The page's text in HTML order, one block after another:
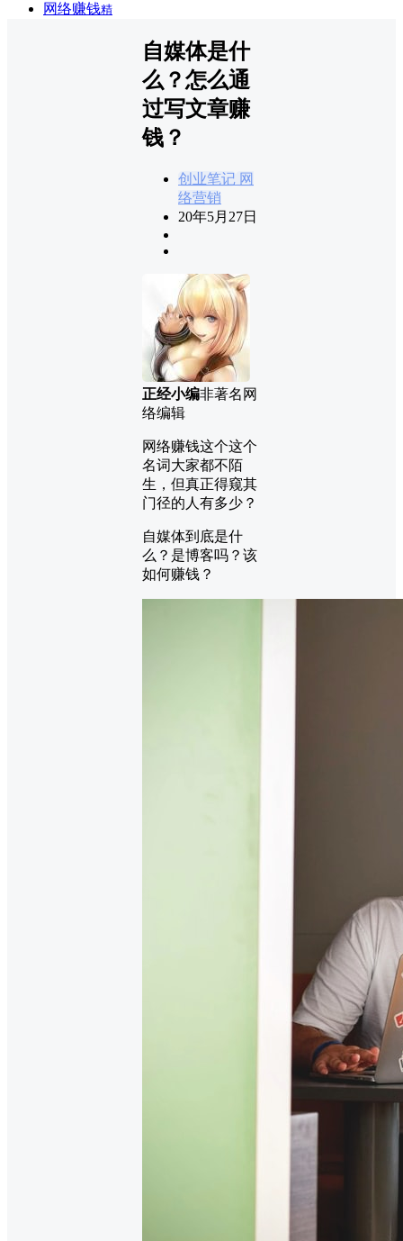
网络赚钱精
自媒体是什
么？怎么通
过写文章赚
钱？
创业笔记 网
络营销
20年5月27日
正经小编非著名网
络编辑
网络赚钱这个这个
名词大家都不陌
生，但真正得窥其
门径的人有多少？
自媒体到底是什
么？是博客吗？该
如何赚钱？